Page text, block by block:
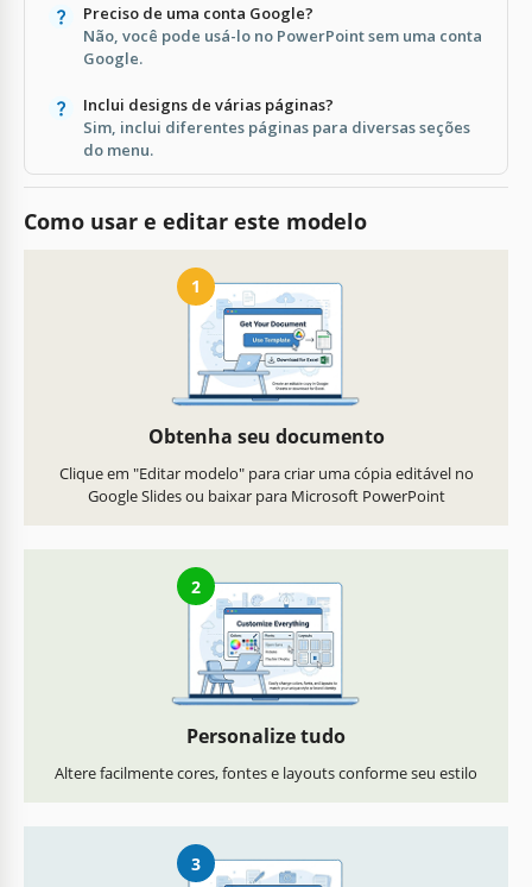
Preciso de uma conta Google?
Não, você pode usá-lo no PowerPoint sem uma conta
Google.
Inclui designs de várias páginas?
Sim, inclui diferentes páginas para diversas seções
do menu.
Como usar e editar este modelo
1
Obtenha seu documento
Clique em "Editar modelo" para criar uma cópia editável no
Google Slides ou baixar para Microsoft PowerPoint
2
Personalize tudo
Altere facilmente cores, fontes e layouts conforme seu estilo
3